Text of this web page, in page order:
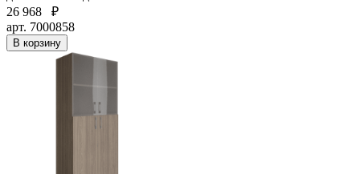
26 968
₽
арт. 7000858
В корзину